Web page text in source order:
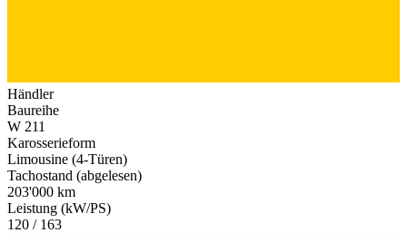
Händler
Baureihe
W 211
Karosserieform
Limousine (4-Türen)
Tachostand (abgelesen)
203'000 km
Leistung (kW/PS)
120 / 163